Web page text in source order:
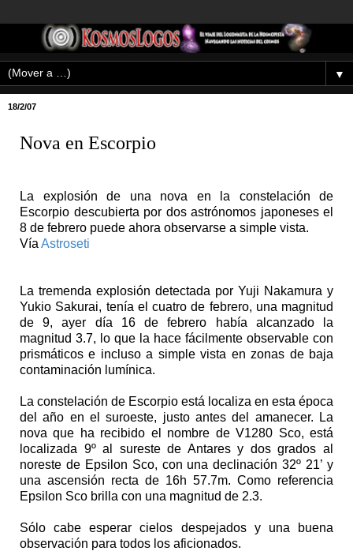
▼
18/2/07
Nova en Escorpio
La explosión de una nova en la constelación de
Escorpio descubierta por dos astrónomos japoneses el
8 de febrero puede ahora observarse a simple vista.
Vía Astroseti
La tremenda explosión detectada por Yuji Nakamura y
Yukio Sakurai, tenía el cuatro de febrero, una magnitud
de 9, ayer día 16 de febrero había alcanzado la
magnitud 3.7, lo que la hace fácilmente observable con
prismáticos e incluso a simple vista en zonas de baja
contaminación lumínica.
La constelación de Escorpio está localiza en esta época
del año en el suroeste, justo antes del amanecer. La
nova que ha recibido el nombre de V1280 Sco, está
localizada 9º al sureste de Antares y dos grados al
noreste de Epsilon Sco, con una declinación 32º 21’ y
una ascensión recta de 16h 57.7m. Como referencia
Epsilon Sco brilla con una magnitud de 2.3.
Sólo cabe esperar cielos despejados y una buena
observación para todos los aficionados.